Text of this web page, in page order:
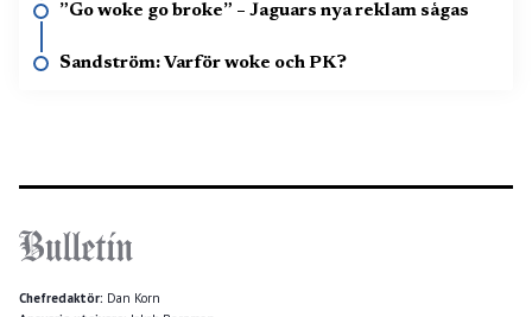
”Go woke go broke” – Jaguars nya reklam sågas
Sandström: Varför woke och PK?
Chefredaktör: Dan Korn